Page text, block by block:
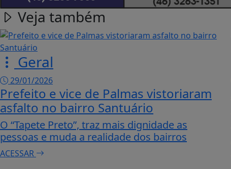
Veja também
Geral
29/01/2026
Prefeito e vice de Palmas vistoriaram
asfalto no bairro Santuário
O “Tapete Preto”, traz mais dignidade as
pessoas e muda a realidade dos bairros
ACESSAR